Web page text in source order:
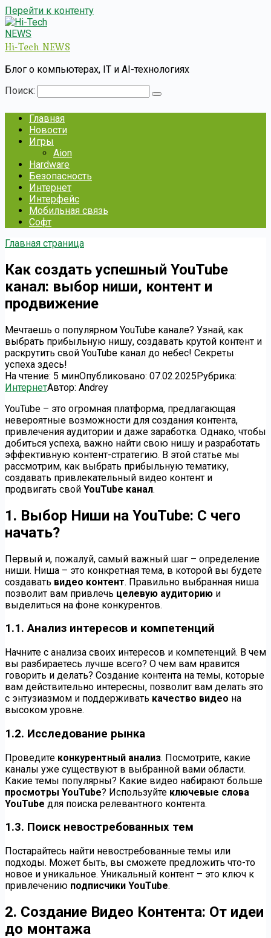
Перейти к контенту
Hi-Tech NEWS
Блог о компьютерах, IT и AI-технологиях
Поиск:
Главная
Новости
Игры
Aion
Hardware
Безопасность
Интернет
Интерфейс
Мобильная связь
Софт
Главная страница
Как создать успешный YouTube
канал: выбор ниши, контент и
продвижение
Мечтаешь о популярном YouTube канале? Узнай, как
выбрать прибыльную нишу, создавать крутой контент и
раскрутить свой YouTube канал до небес! Секреты
успеха здесь!
На чтение: 5 минОпубликовано: 07.02.2025Рубрика:
ИнтернетАвтор: Andrey
YouTube – это огромная платформа, предлагающая
невероятные возможности для создания контента,
привлечения аудитории и даже заработка. Однако, чтобы
добиться успеха, важно найти свою нишу и разработать
эффективную контент-стратегию. В этой статье мы
рассмотрим, как выбрать прибыльную тематику,
создавать привлекательный видео контент и
продвигать свой YouTube канал.
1. Выбор Ниши на YouTube: С чего
начать?
Первый и, пожалуй, самый важный шаг – определение
ниши. Ниша – это конкретная тема, в которой вы будете
создавать видео контент. Правильно выбранная ниша
позволит вам привлечь целевую аудиторию и
выделиться на фоне конкурентов.
1.1. Анализ интересов и компетенций
Начните с анализа своих интересов и компетенций. В чем
вы разбираетесь лучше всего? О чем вам нравится
говорить и делать? Создание контента на темы, которые
вам действительно интересны, позволит вам делать это
с энтузиазмом и поддерживать качество видео на
высоком уровне.
1.2. Исследование рынка
Проведите конкурентный анализ. Посмотрите, какие
каналы уже существуют в выбранной вами области.
Какие темы популярны? Какие видео набирают больше
просмотры YouTube? Используйте ключевые слова
YouTube для поиска релевантного контента.
1.3. Поиск невостребованных тем
Постарайтесь найти невостребованные темы или
подходы. Может быть, вы сможете предложить что-то
новое и уникальное. Уникальный контент – это ключ к
привлечению подписчики YouTube.
2. Создание Видео Контента: От идеи
до монтажа